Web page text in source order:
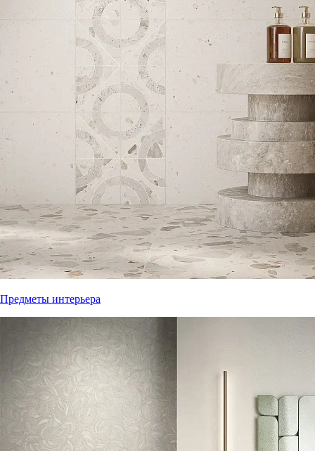
Предметы интерьера